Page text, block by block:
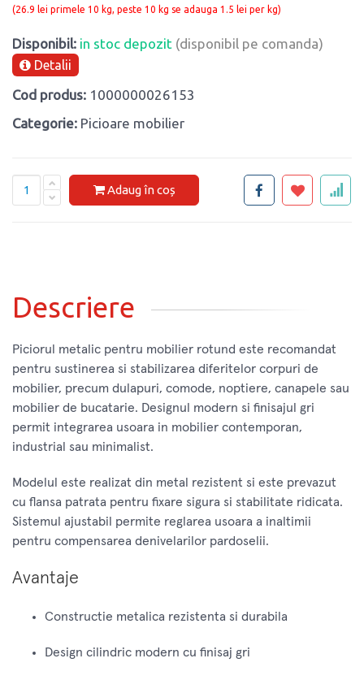
(26.9 lei primele 10 kg, peste 10 kg se adauga 1.5 lei per kg)
Disponibil: in stoc depozit (disponibil pe comanda)
Detalii
Cod produs: 1000000026153
Categorie: Picioare mobilier
Adaug în coș
Descriere
Piciorul metalic pentru mobilier rotund este recomandat
pentru sustinerea si stabilizarea diferitelor corpuri de
mobilier, precum dulapuri, comode, noptiere, canapele sau
mobilier de bucatarie. Designul modern si finisajul gri
permit integrarea usoara in mobilier contemporan,
industrial sau minimalist.
Modelul este realizat din metal rezistent si este prevazut
cu flansa patrata pentru fixare sigura si stabilitate ridicata.
Sistemul ajustabil permite reglarea usoara a inaltimii
pentru compensarea denivelarilor pardoselii.
Avantaje
Constructie metalica rezistenta si durabila
Design cilindric modern cu finisaj gri